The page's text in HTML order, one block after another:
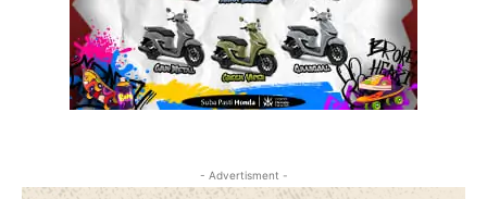
- Advertisment -